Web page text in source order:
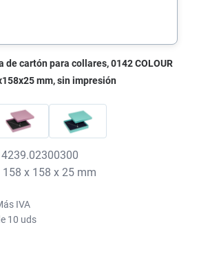
de cartón para collares, 0142 COLOUR
mm, sin impresión
158 x 158 x 25 mm
IVA
10 uds